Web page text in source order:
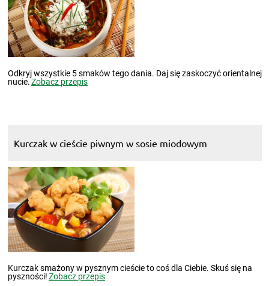
Odkryj wszystkie 5 smaków tego dania. Daj się zaskoczyć orientalnej
nucie.Zobacz przepis
Kurczak w cieście piwnym w sosie miodowym
Kurczak smażony w pysznym cieście to coś dla Ciebie. Skuś się na
pyszności!Zobacz przepis